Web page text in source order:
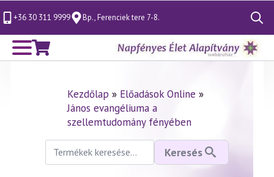
+36 30 311 9999 Bp., Ferenciek tere 7-8.
Search
for:
Kezdőlap » Előadások Online »
János evangéliuma a
szellemtudomány fényében
Keresés
következőre:
Keresés